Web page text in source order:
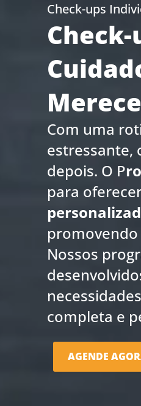
Check-ups
Check-
Merece
Com uma
estressante,
depois. O P
para
promovendo
Nossos
completa e
AGENDE